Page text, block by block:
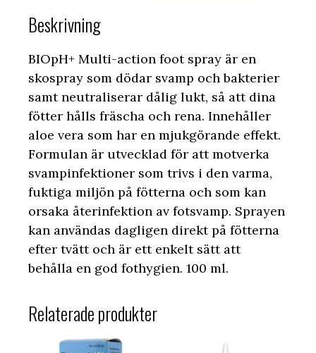
Beskrivning
BIOpH+ Multi-action foot spray är en
skospray som dödar svamp och bakterier
samt neutraliserar dålig lukt, så att dina
fötter hålls fräscha och rena. Innehåller
aloe vera som har en mjukgörande effekt.
Formulan är utvecklad för att motverka
svampinfektioner som trivs i den varma,
fuktiga miljön på fötterna och som kan
orsaka återinfektion av fotsvamp. Sprayen
kan användas dagligen direkt på fötterna
efter tvätt och är ett enkelt sätt att
behålla en god fothygien. 100 ml.
Relaterade produkter